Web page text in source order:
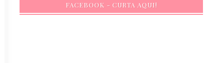
FACEBOOK - CURTA AQUI!